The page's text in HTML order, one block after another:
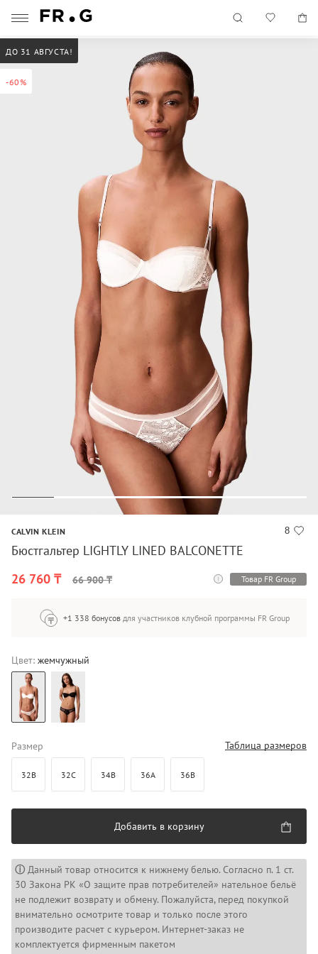
-60%
ДО 31 АВГУСТА!
8
CALVIN KLEIN
Бюстгальтер LIGHTLY LINED BALCONETTE
26 760 ₸
66 900 ₸ Товар FR Group
+1 338 бонусов для участников клубной программы FR Group
Цвет: жемчужный
Размер Таблица размеров
32B 32C 34B 36A 36B
Добавить в корзину
ⓘ Данный товар относится к нижнему белью. Согласно п. 1 ст.
30 Закона РК «О защите прав потребителей» нательное бельё
не подлежит возврату и обмену. Пожалуйста, перед покупкой
внимательно осмотрите товар и только после этого
производите расчет с курьером. Интернет-заказ не
комплектуется фирменным пакетом